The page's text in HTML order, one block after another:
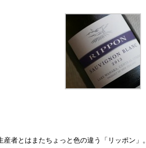
者とはまたちょっと色の違う「リッポン」。